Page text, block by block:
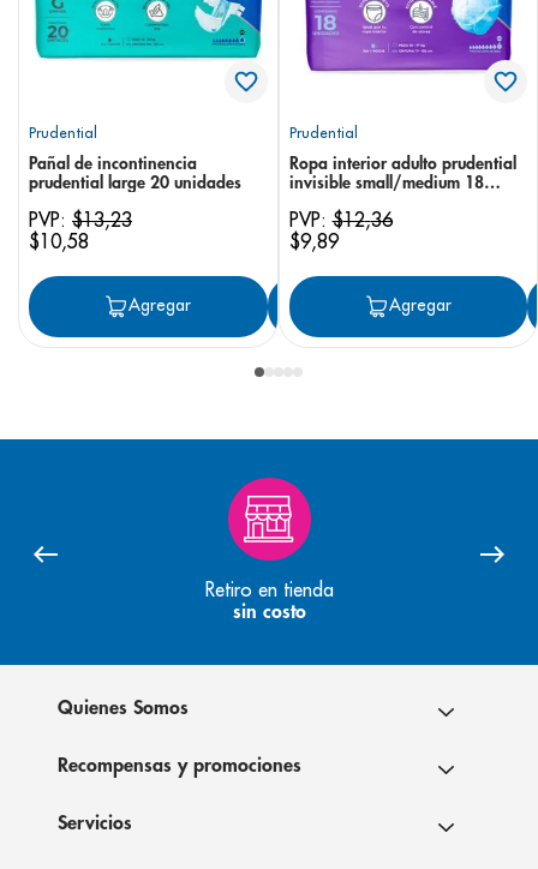
Prudential
Pañal de incontinencia
prudential large 20 unidades
PVP: $13,23
$10,58
Agregar Agregar
Prudential
Ropa interior adulto prudential
invisible small/medium 18
PVP:$12,36
$9,89
Agregar
Retiro en tienda
sin costo
Quienes Somos
Recompensas y promociones
Servicios